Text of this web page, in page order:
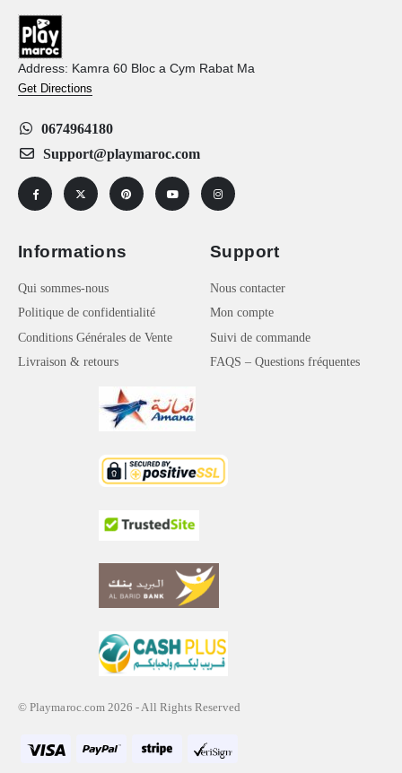
Address: Kamra 60 Bloc a Cym Rabat Ma
Get Directions
0674964180
Support@playmaroc.com
Informations
Qui sommes-nous
Politique de confidentialité
Conditions Générales de Vente
Livraison & retours
Support
Nous contacter
Mon compte
Suivi de commande
FAQS – Questions fréquentes
© Playmaroc.com 2026 - All Rights Reserved